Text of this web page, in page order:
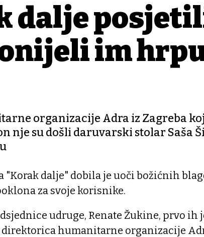
dalje
im
organizacije Adra iz Zagreba
nje su došli daruvarski stolar Saša
"Korak dalje" dobila je uoči božićnih
za svoje korisnike.
udruge, Renate Žukine, prvo ih
humanitarne organizacije